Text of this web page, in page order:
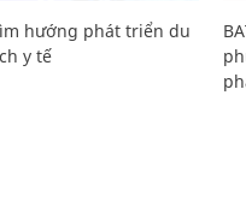
hướng phát triển du
y tế